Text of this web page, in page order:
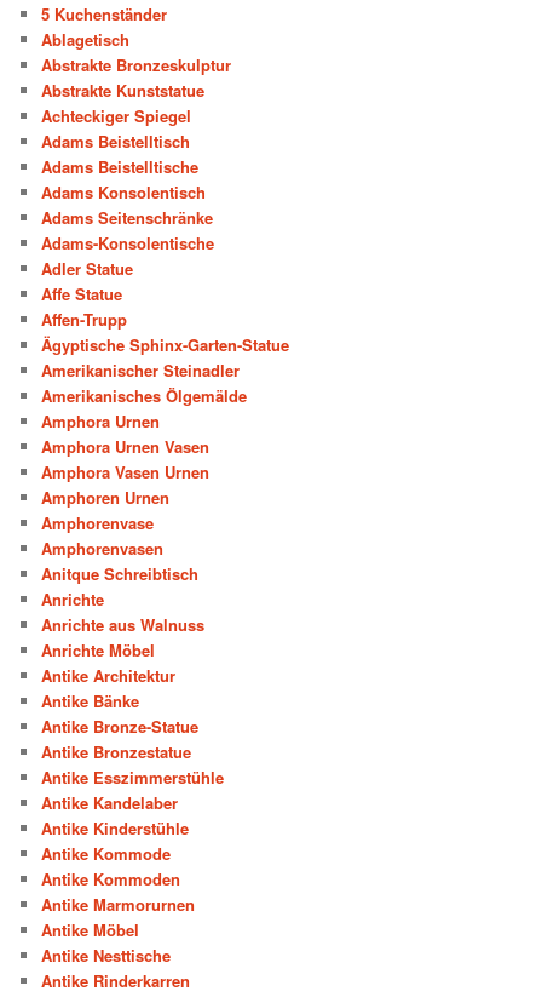
5 Kuchenständer
Ablagetisch
Abstrakte Bronzeskulptur
Abstrakte Kunststatue
Achteckiger Spiegel
Adams Beistelltisch
Adams Beistelltische
Adams Konsolentisch
Adams Seitenschränke
Adams-Konsolentische
Adler Statue
Affe Statue
Affen-Trupp
Ägyptische Sphinx-Garten-Statue
Amerikanischer Steinadler
Amerikanisches Ölgemälde
Amphora Urnen
Amphora Urnen Vasen
Amphora Vasen Urnen
Amphoren Urnen
Amphorenvase
Amphorenvasen
Anitque Schreibtisch
Anrichte
Anrichte aus Walnuss
Anrichte Möbel
Antike Architektur
Antike Bänke
Antike Bronze-Statue
Antike Bronzestatue
Antike Esszimmerstühle
Antike Kandelaber
Antike Kinderstühle
Antike Kommode
Antike Kommoden
Antike Marmorurnen
Antike Möbel
Antike Nesttische
Antike Rinderkarren